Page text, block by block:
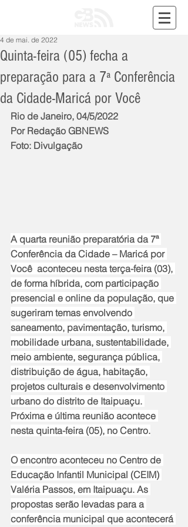
Quinta-feira (05) fecha a
preparação para a 7ª Conferência
da Cidade-Maricá por Você
4 de mai. de 2022
Rio de Janeiro, 04/5/2022
Por Redação GBNEWS
Foto: Divulgação
A quarta reunião preparatória da 7ª
Conferência da Cidade – Maricá por
Você  aconteceu nesta terça-feira (03),
de forma híbrida, com participação
presencial e online da população, que
sugeriram temas envolvendo
saneamento, pavimentação, turismo,
mobilidade urbana, sustentabilidade,
meio ambiente, segurança pública,
distribuição de água, habitação,
projetos culturais e desenvolvimento
urbano do distrito de Itaipuaçu.
Próxima e última reunião acontece
nesta quinta-feira (05), no Centro.
O encontro aconteceu no Centro de
Educação Infantil Municipal (CEIM)
Valéria Passos, em Itaipuaçu. As
propostas serão levadas para a
conferência municipal que acontecerá